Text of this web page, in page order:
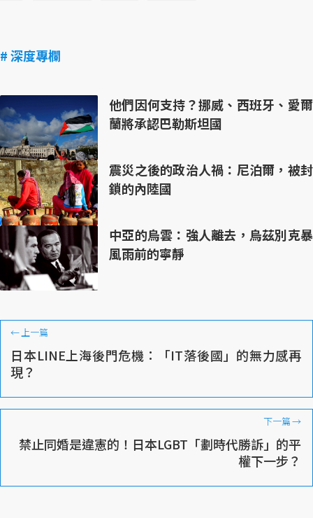
# 深度專欄
他們因何支持？挪威、西班牙、愛爾
蘭將承認巴勒斯坦國
震災之後的政治人禍：尼泊爾，被封
鎖的內陸國
中亞的烏雲：強人離去，烏茲別克暴
風雨前的寧靜
←上一篇
日本LINE上海後門危機：「IT落後國」的無力感再
現？
下一篇→
禁止同婚是違憲的！日本LGBT「劃時代勝訴」的平
權下一步？